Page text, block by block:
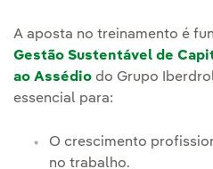
A aposta no treinamento é
Gestão Sustentável de
ao Assédio do Grupo
essencial para:
O crescimento
no trabalho.